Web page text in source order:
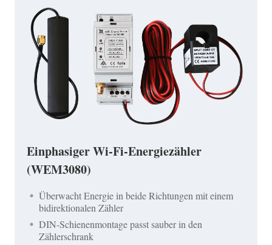
Einphasiger Wi-Fi-Energiezähler
(WEM3080)
Überwacht Energie in beide Richtungen mit einem
bidirektionalen Zähler
DIN-Schienenmontage passt sauber in den
Zählerschrank